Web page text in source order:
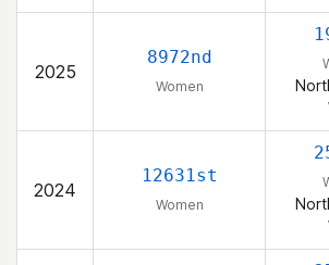
2025
8972nd
Women
2024
12631st
Women